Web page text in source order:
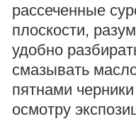
рассеченные
плоскости,
удобно
смазывать
пятнами
осмотру